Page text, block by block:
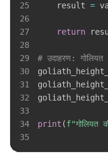
25
    result
=
26
27
return
28
29
# उदाहरण:
30
31
32
33
34
print (f"गोलियत
35